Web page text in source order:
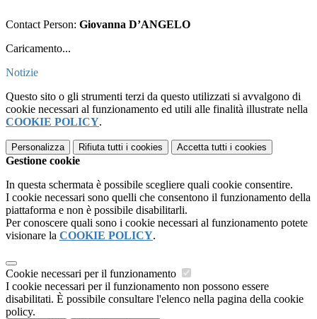
Contact Person: Giovanna D’ANGELO
Caricamento...
Notizie
Questo sito o gli strumenti terzi da questo utilizzati si avvalgono di
cookie necessari al funzionamento ed utili alle finalità illustrate nella
COOKIE POLICY.
Personalizza Rifiuta tutti i cookies Accetta tutti i cookies
Gestione cookie
In questa schermata è possibile scegliere quali cookie consentire.
I cookie necessari sono quelli che consentono il funzionamento della
piattaforma e non è possibile disabilitarli.
Per conoscere quali sono i cookie necessari al funzionamento potete
visionare la COOKIE POLICY.
Cookie necessari per il funzionamento
I cookie necessari per il funzionamento non possono essere
disabilitati. È possibile consultare l'elenco nella pagina della cookie
policy.